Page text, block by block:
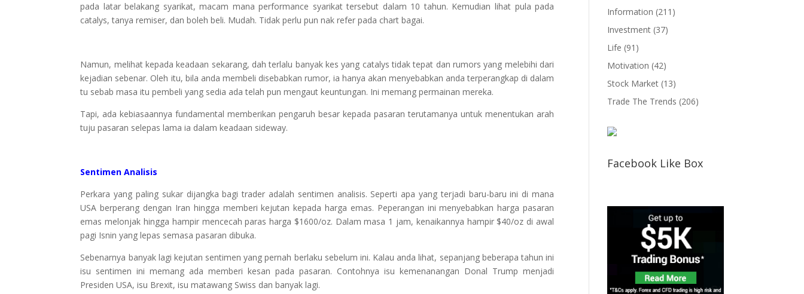
pada latar belakang syarikat, macam mana performance syarikat tersebut dalam 10 tahun. Kemudian lihat pula pada
catalys, tanya remiser, dan boleh beli. Mudah. Tidak perlu pun nak refer pada chart bagai.
Namun, melihat kepada keadaan sekarang, dah terlalu banyak kes yang catalys tidak tepat dan rumors yang melebihi dari
kejadian sebenar. Oleh itu, bila anda membeli disebabkan rumor, ia hanya akan menyebabkan anda terperangkap di dalam
tu sebab masa itu pembeli yang sedia ada telah pun mengaut keuntungan. Ini memang permainan mereka.
Tapi, ada kebiasaannya fundamental memberikan pengaruh besar kepada pasaran terutamanya untuk menentukan arah
tuju pasaran selepas lama ia dalam keadaan sideway.
Sentimen Analisis
Perkara yang paling sukar dijangka bagi trader adalah sentimen analisis. Seperti apa yang terjadi baru-baru ini di mana
USA berperang dengan Iran hingga memberi kejutan kepada harga emas. Peperangan ini menyebabkan harga pasaran
emas melonjak hingga hampir mencecah paras harga $1600/oz. Dalam masa 1 jam, kenaikannya hampir $40/oz di awal
pagi Isnin yang lepas semasa pasaran dibuka.
Sebenarnya banyak lagi kejutan sentimen yang pernah berlaku sebelum ini. Kalau anda lihat, sepanjang beberapa tahun ini
isu sentimen ini memang ada memberi kesan pada pasaran. Contohnya isu kemenanangan Donal Trump menjadi
Presiden USA, isu Brexit, isu matawang Swiss dan banyak lagi.
Information (211)
Investment (37)
Life (91)
Motivation (42)
Stock Market (13)
Trade The Trends (206)
Facebook Like Box